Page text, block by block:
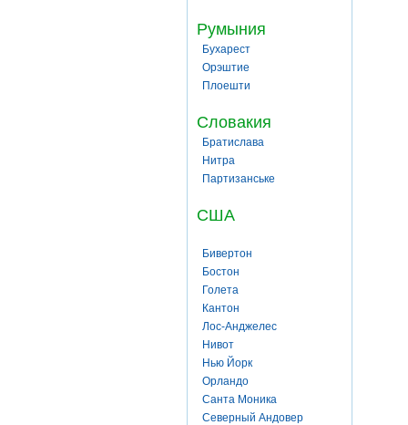
Румыния
Бухарест
Орэштие
Плоешти
Словакия
Братислава
Нитра
Партизанське
США
Бивертон
Бостон
Голета
Кантон
Лос-Анджелес
Нивот
Нью Йорк
Орландо
Санта Моника
Северный Андовер